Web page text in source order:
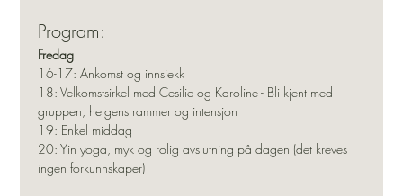
Program:
Fredag
16-17: Ankomst og innsjekk
18: Velkomstsirkel med Cesilie og Karoline - Bli kjent med
gruppen, helgens rammer og intensjon
19: Enkel middag
20: Yin yoga, myk og rolig avslutning på dagen (det kreves
ingen forkunnskaper)